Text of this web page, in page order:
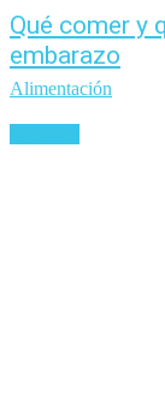
Qué comer y
embarazo
Alimentación